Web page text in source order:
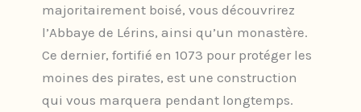
majoritairement boisé, vous découvrirez
l’Abbaye de Lérins, ainsi qu’un monastère.
Ce dernier, fortifié en 1073 pour protéger les
moines des pirates, est une construction
qui vous marquera pendant longtemps.